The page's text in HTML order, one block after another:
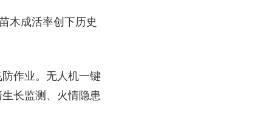
木成活率创下历史
作业。无人机一键
长监测、火情隐患